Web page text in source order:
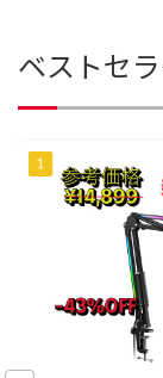
ベストセ